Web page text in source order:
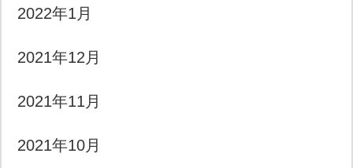
2022年1月
2021年12月
2021年11月
2021年10月